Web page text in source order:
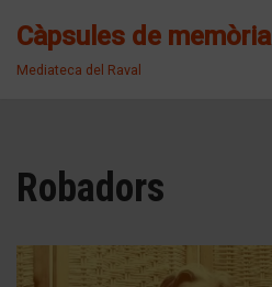
Vés
Càpsules de memòria
Mediateca del Raval
Robadors